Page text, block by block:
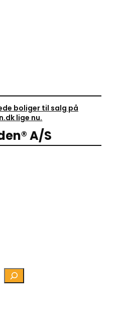
boliger til salg på
lige nu.
A/S